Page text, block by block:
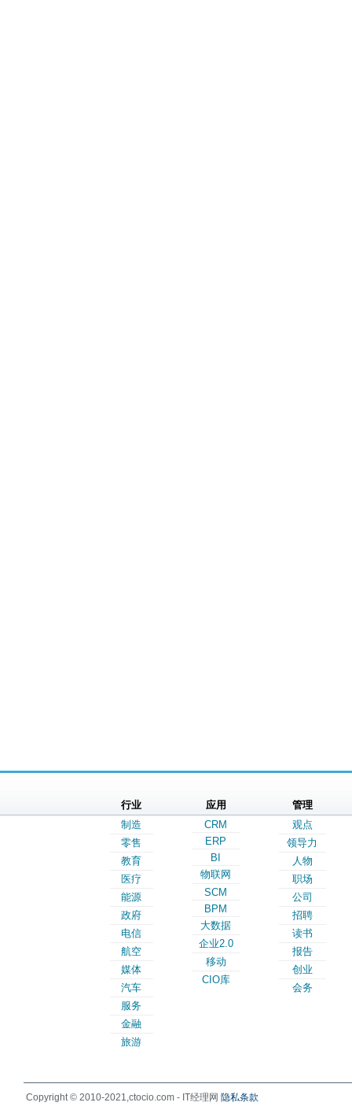
行业
制造
零售
教育
医疗
能源
政府
电信
航空
媒体
汽车
服务
金融
旅游
应用
CRM
ERP
BI
物联网
SCM
BPM
大数据
企业2.0
移动
CIO库
管理
观点
领导力
人物
职场
公司
招聘
读书
报告
创业
会务
Copyright © 2010-2021,ctocio.com - IT经理网 隐私条款